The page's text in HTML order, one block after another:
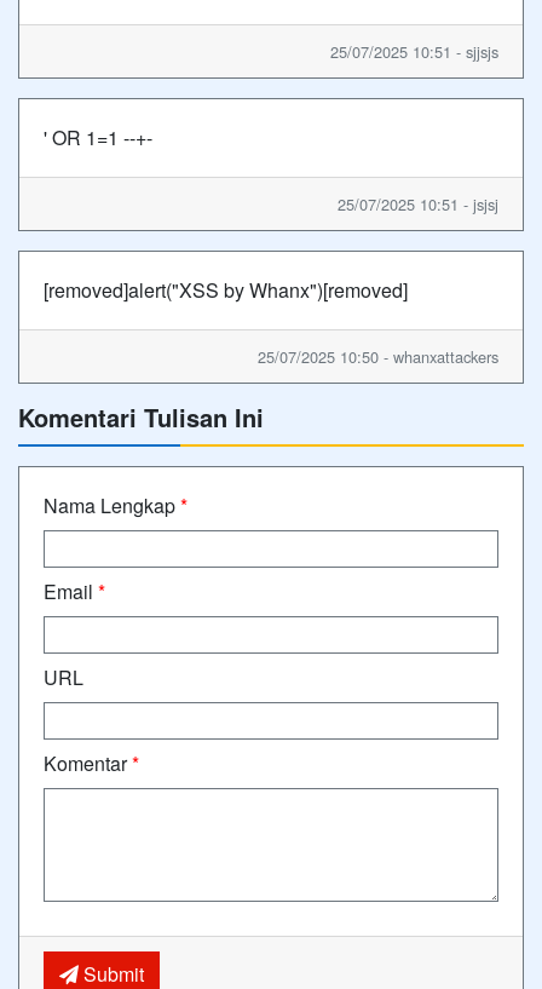
25/07/2025 10:51 - sjjsjs
' OR 1=1 --+-
25/07/2025 10:51 - jsjsj
[removed]alert("XSS by Whanx")[removed]
25/07/2025 10:50 - whanxattackers
Komentari Tulisan Ini
Nama Lengkap*
Email *
URL
Komentar*
Submit